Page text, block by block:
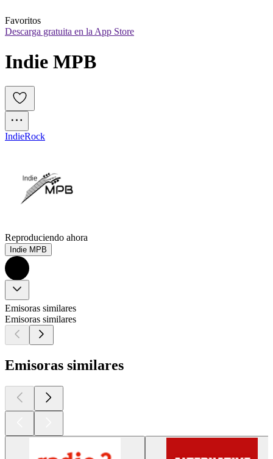
Favoritos
Descarga gratuita en la App Store
Indie MPB
IndieRock
Reproduciendo ahora
Indie MPB
Emisoras similares
Emisoras similares
Emisoras similares